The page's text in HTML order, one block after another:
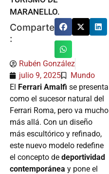
MARANELLO.
Comparte
:
Rubén González
julio 9, 2025
Mundo
El Ferrari Amalfi se presenta
como el sucesor natural del
Ferrari Roma, pero va mucho
más allá. Con un diseño
más escultórico y refinado,
este nuevo modelo redefine
el concepto de deportividad
contemporánea y pone el